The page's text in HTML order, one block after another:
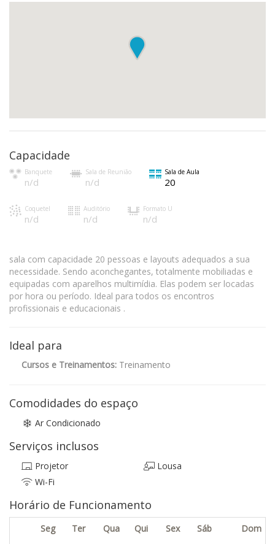
Capacidade
Banquete
n/d
Sala de Reunião
n/d
Sala de Aula
20
Coquetel
n/d
Auditório
n/d
Formato U
n/d
sala com capacidade 20 pessoas e layouts adequados a sua
necessidade. Sendo aconchegantes, totalmente mobiliadas e
equipadas com aparelhos multimídia. Elas podem ser locadas
por hora ou período. Ideal para todos os encontros
profissionais e educacionais .
Ideal para
Cursos e Treinamentos: Treinamento
Comodidades do espaço
Ar Condicionado
Serviços inclusos
Projetor
Lousa
Wi-Fi
Horário de Funcionamento
Seg Ter Qua Qui Sex Sáb
Dom